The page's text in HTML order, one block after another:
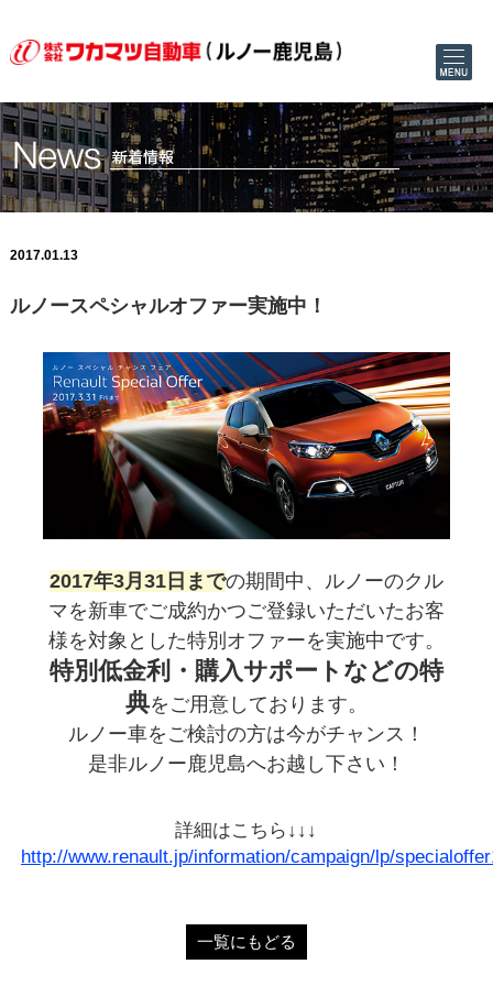
2017.01.13
ルノースペシャルオファー実施中！
2017年3月31日までの期間中、ルノーのクル
マを新車でご成約かつご登録いただいたお客
様を対象とした特別オファーを実施中です。
特別低金利・購入サポートなどの特
典をご用意しております。
ルノー車をご検討の方は今がチャンス！
是非ルノー鹿児島へお越し下さい！
詳細はこちら↓↓↓
http://www.renault.jp/information/campaign/lp/
一覧にもどる